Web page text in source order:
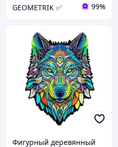
GEOMETRIK ✅ 99%
Фигурный деревянный